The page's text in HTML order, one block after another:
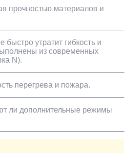
прочностью материалов и
утратит гибкость и
из современных
N).
перегрева и пожара.
ли дополнительные режимы